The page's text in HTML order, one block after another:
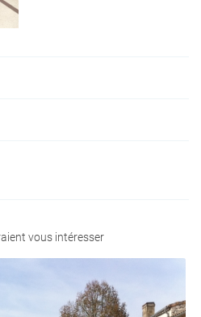
à recevoir nos propositions commerciales à
vous intéresser